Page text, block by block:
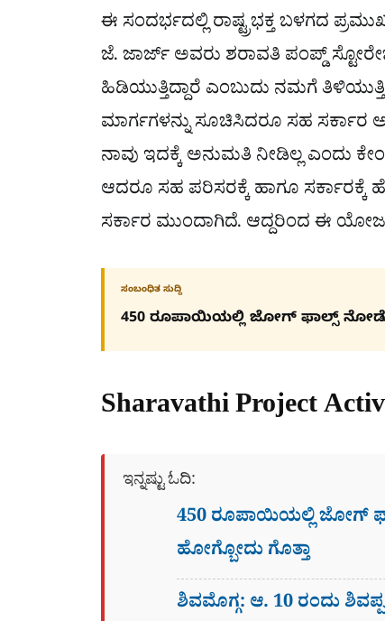
ಈ ಸಂದರ್ಭದಲ್ಲಿ ರಾಷ್ಟ್ರಭಕ್ತ ಬಳಗದ
ಜೆ. ಜಾರ್ಜ್ ಅವರು ಶರಾವತಿ ಪಂಪ್ಡ್
ಹಿಡಿಯುತ್ತಿದ್ದಾರೆ ಎಂಬುದು ನಮಗೆ
ಮಾರ್ಗಗಳನ್ನು ಸೂಚಿಸಿದರೂ ಸಹ ಸರ್ಕಾರ
ನಾವು ಇದಕ್ಕೆ ಅನುಮತಿ ನೀಡಿಲ್ಲ ಎಂದು
ಆದರೂ ಸಹ ಪರಿಸರಕ್ಕೆ ಹಾಗೂ
ಸರ್ಕಾರ ಮುಂದಾಗಿದೆ. ಆದ್ದರಿಂದ ಈ
ಸಂಬಂಧಿತ ಸುದ್ದಿ
450 ರೂಪಾಯಿಯಲ್ಲಿ ಜೋಗ್​ ಫಾಲ್ಸ್​
Sharavathi Project
ಇನ್ನಷ್ಟು ಓದಿ:
450 ರೂಪಾಯಿಯಲ್ಲಿ ಜೋಗ್​
ಹೋಗ್ಬೋದು ಗೊತ್ತಾ
ಶಿವಮೊಗ್ಗ: ಆ. 10 ರಂದು